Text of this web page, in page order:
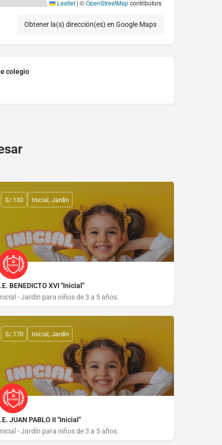
Leaflet | ©OpenStreetMapcontributors
Obtener la(s) dirección(es) en Google Maps
colegio
BENEDICTO XVI "Inicial"
- Jardín para niños de 3 a 5 años.
S/.130 Inicial, Jardín
JUAN PABLO II "Inicial"
- Jardín para niños de 3 a 5 años.
S/.170 Inicial, Jardín